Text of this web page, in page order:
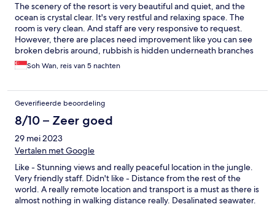
The scenery of the resort is very beautiful and quiet, and the
ocean is crystal clear. It's very restful and relaxing space. The
room is very clean. And staff are very responsive to request.
However, there are places need improvement like you can see
broken debris around, rubbish is hidden underneath branches
or at corners. Overall, I still like this place very much.
Soh Wan, reis van 5 nachten
Geverifieerde beoordeling
8/10 – Zeer goed
29 mei 2023
Vertalen met Google
Like - Stunning views and really peaceful location in the jungle.
Very friendly staff. Didn't like - Distance from the rest of the
world. A really remote location and transport is a must as there is
almost nothing in walking distance really. Desalinated seawater.